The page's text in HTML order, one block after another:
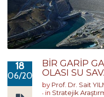
18
06/2022
BİR GARİP
OLASI SU
by Prof. Dr. Sait
in Stratejik